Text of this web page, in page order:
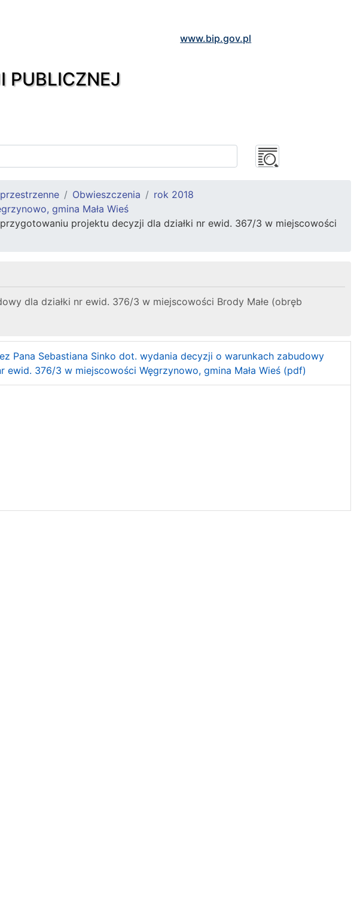
PUBLICZNEJ
www.bip.gov.pl
Obwieszczenia
rok 2018
gmina Mała Wieś
projektu decyzji dla działki nr ewid. 367/3 w miejscowości
dla działki nr ewid. 376/3 w miejscowości Brody Małe (obręb
Pana Sebastiana Sinko dot. wydania decyzji o warunkach zabudowy
376/3 w miejscowości Węgrzynowo, gmina Mała Wieś (pdf)